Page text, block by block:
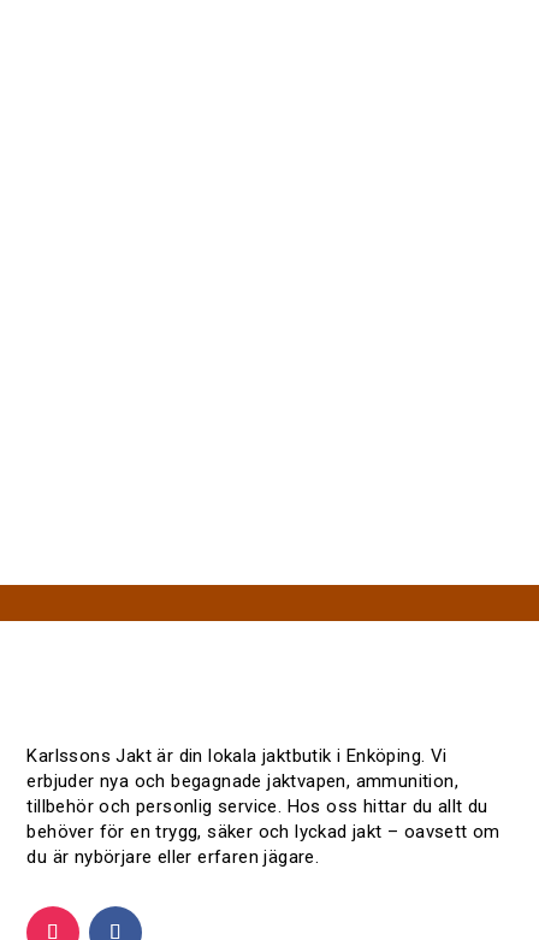
Karlssons Jakt är din lokala jaktbutik i Enköping. Vi
erbjuder nya och begagnade jaktvapen, ammunition,
tillbehör och personlig service. Hos oss hittar du allt du
behöver för en trygg, säker och lyckad jakt – oavsett om
du är nybörjare eller erfaren jägare.